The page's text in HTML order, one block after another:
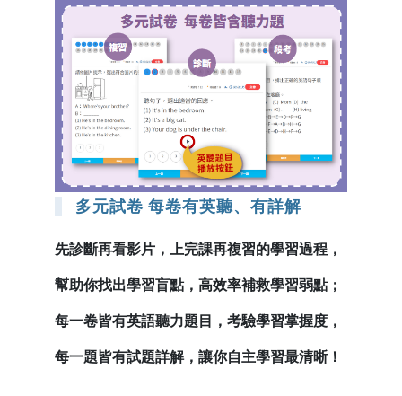
多元試卷 每卷有英聽、有詳解
先診斷再看影片，上完課再複習的學習過程，
幫助你找出學習盲點，高效率補救學習弱點；
每一卷皆有英語聽力題目，考驗學習掌握度，
每一題皆有試題詳解，讓你自主學習最清晰！